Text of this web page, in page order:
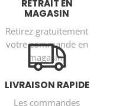
RETRAIT EN
MAGASIN
Retirez gratuitement
votre commande en
magasin.
LIVRAISON RAPIDE
Les commandes